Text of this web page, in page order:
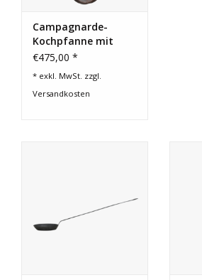
Campagnarde-
Kochpfanne mit
offenem Feuer
€475,00 *
* exkl. MwSt. zzgl.
Versandkosten